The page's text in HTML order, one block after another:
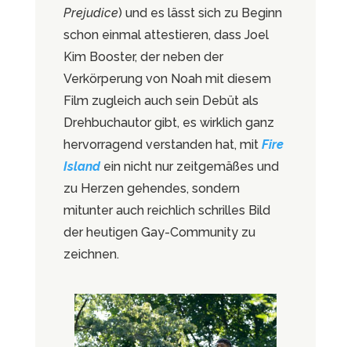
Prejudice) und es lässt sich zu Beginn
schon einmal attestieren, dass Joel
Kim Booster, der neben der
Verkörperung von Noah mit diesem
Film zugleich auch sein Debüt als
Drehbuchautor gibt, es wirklich ganz
hervorragend verstanden hat, mit Fire
Islandein nicht nur zeitgemäßes und
zu Herzen gehendes, sondern
mitunter auch reichlich schrilles Bild
der heutigen Gay-Community zu
zeichnen.